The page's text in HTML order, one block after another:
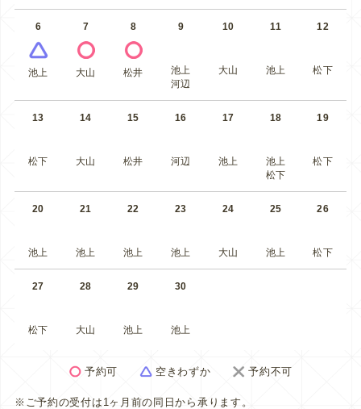
6
池上
7
大山
8
松井
9
池上
河辺
10
大山
11
池上
12
松下
13
松下
14
大山
15
松井
16
河辺
17
池上
18
池上
松下
19
松下
20
池上
21
池上
22
池上
23
池上
24
大山
25
池上
26
松下
27
松下
28
大山
29
池上
30
池上
予約可 空きわずか 予約不可
※ご予約の受付は1ヶ月前の同日から承ります。